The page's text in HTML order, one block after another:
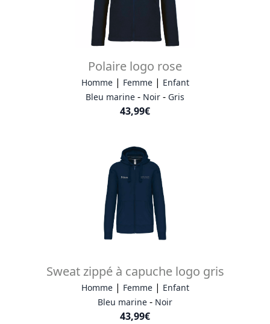
Polaire logo rose
Homme| Femme| Enfant
Bleu marine - Noir - Gris
43,99€
Sweat zippé à capuche logo gris
Homme| Femme| Enfant
Bleu marine - Noir
43,99€